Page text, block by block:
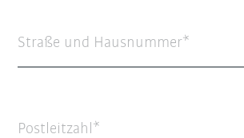
Straße und Hausnummer
Postleitzahl